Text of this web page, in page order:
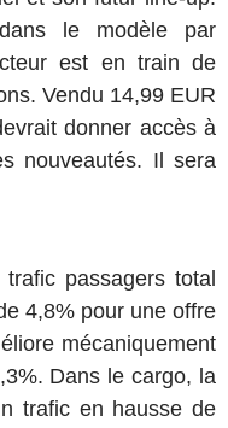
le modèle par
est en train de
Vendu 14,99 EUR
donner accès à
nouveautés. Il sera
passagers total
4,8% pour une offre
mécaniquement
Dans le cargo, la
trafic en hausse de